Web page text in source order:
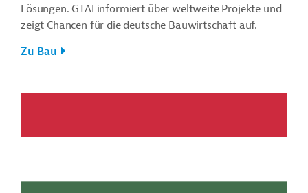
Lösungen. GTAI informiert über weltweite Projekte und
zeigt Chancen für die deutsche Bauwirtschaft auf.
Zu Bau